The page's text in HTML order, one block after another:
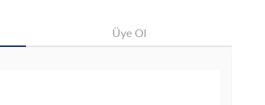
Üye Ol